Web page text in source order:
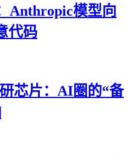
Anthropic模型向
代码
芯片：AI圈的“备